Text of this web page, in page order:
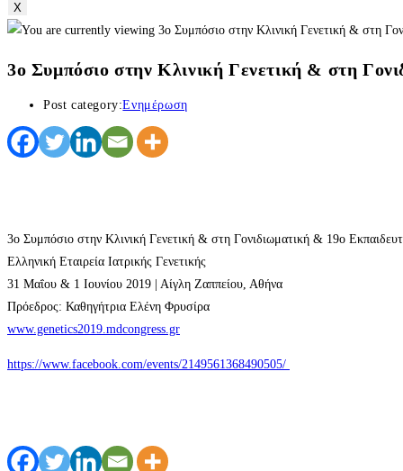
X
3ο Συμπόσιο στην Κλινική Γενετική & στη
Post category:Ενημέρωση
3ο Συμπόσιο στην Κλινική Γενετική & στη Γονιδιωματική & 19ο
Ελληνική Εταιρεία Ιατρικής Γενετικής
31 Μαΐου & 1 Ιουνίου 2019 | Αίγλη Ζαππείου, Αθήνα
Πρόεδρος: Καθηγήτρια Ελένη Φρυσίρα
www.genetics2019.mdcongress.gr
https://www.facebook.com/events/2149561368490505/